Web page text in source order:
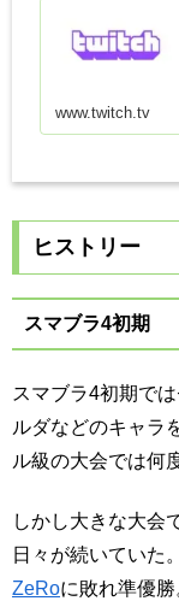
www.twitch.tv
ヒストリー
スマブラ4初期
スマブラ4初期で
ルダなどのキャラ
ル級の大会では何
しかし大きな大会
日々が続いていた
ZeRoに敗れ準優